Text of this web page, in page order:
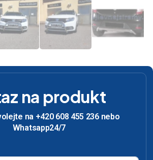
na produkt
na +420 608 455 236 nebo
Whatsapp24/7